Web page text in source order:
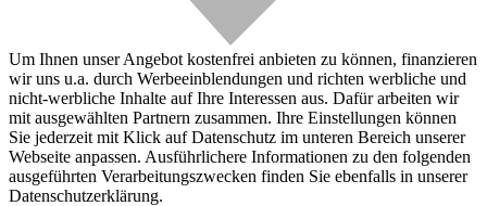
Um Ihnen unser Angebot kostenfrei anbieten zu können, finanzieren
wir uns u.a. durch Werbeeinblendungen und richten werbliche und
nicht-werbliche Inhalte auf Ihre Interessen aus. Dafür arbeiten wir
mit ausgewählten Partnern zusammen. Ihre Einstellungen können
Sie jederzeit mit Klick auf Datenschutz im unteren Bereich unserer
Webseite anpassen. Ausführlichere Informationen zu den folgenden
ausgeführten Verarbeitungszwecken finden Sie ebenfalls in unserer
Datenschutzerklärung.